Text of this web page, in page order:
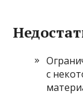
с